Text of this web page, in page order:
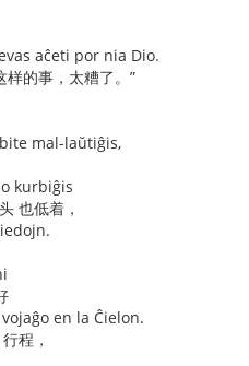
aĉeti por nia Dio.
的事，太糟了。”
mal-laŭtiĝis,
kurbiĝis
也低着，
en la Ĉielon.
程，